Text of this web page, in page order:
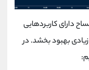
دارای کاربردهایی
بهبود بخشد. در